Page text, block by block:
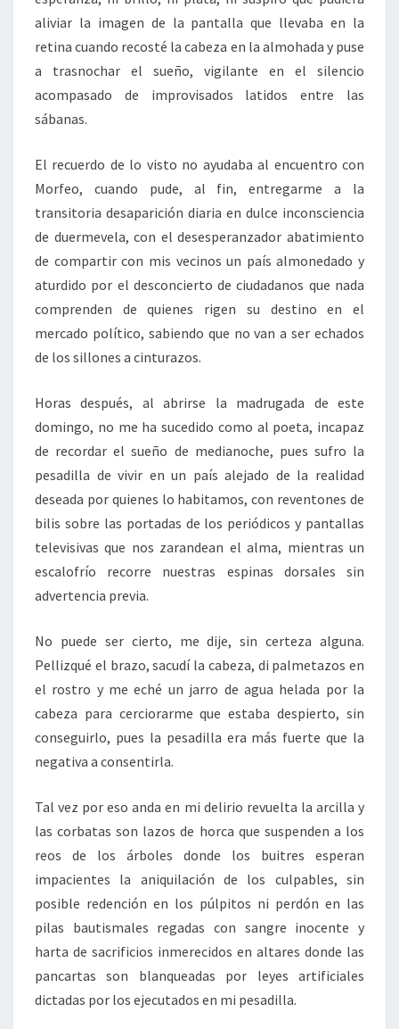
aliviar la imagen de la pantalla que llevaba en la
retina cuando recosté la cabeza en la almohada y puse
a trasnochar el sueño, vigilante en el silencio
acompasado de improvisados latidos entre las
sábanas.
El recuerdo de lo visto no ayudaba al encuentro con
Morfeo, cuando pude, al fin, entregarme a la
transitoria desaparición diaria en dulce inconsciencia
de duermevela, con el desesperanzador abatimiento
de compartir con mis vecinos un país almonedado y
aturdido por el desconcierto de ciudadanos que nada
comprenden de quienes rigen su destino en el
mercado político, sabiendo que no van a ser echados
de los sillones a cinturazos.
Horas después, al abrirse la madrugada de este
domingo, no me ha sucedido como al poeta, incapaz
de recordar el sueño de medianoche, pues sufro la
pesadilla de vivir en un país alejado de la realidad
deseada por quienes lo habitamos, con reventones de
bilis sobre las portadas de los periódicos y pantallas
televisivas que nos zarandean el alma, mientras un
escalofrío recorre nuestras espinas dorsales sin
advertencia previa.
No puede ser cierto, me dije, sin certeza alguna.
Pellizqué el brazo, sacudí la cabeza, di palmetazos en
el rostro y me eché un jarro de agua helada por la
cabeza para cerciorarme que estaba despierto, sin
conseguirlo, pues la pesadilla era más fuerte que la
negativa a consentirla.
Tal vez por eso anda en mi delirio revuelta la arcilla y
las corbatas son lazos de horca que suspenden a los
reos de los árboles donde los buitres esperan
impacientes la aniquilación de los culpables, sin
posible redención en los púlpitos ni perdón en las
pilas bautismales regadas con sangre inocente y
harta de sacrificios inmerecidos en altares donde las
pancartas son blanqueadas por leyes artificiales
dictadas por los ejecutados en mi pesadilla.